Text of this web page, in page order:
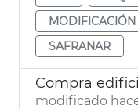
SAFRANAR
modificado